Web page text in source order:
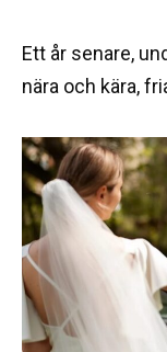
Ett år senare,
nära och kära,